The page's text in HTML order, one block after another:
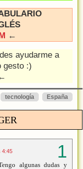
←
ayudarme a
gesto :)
España
tecnología
4:45
algunas dudas y